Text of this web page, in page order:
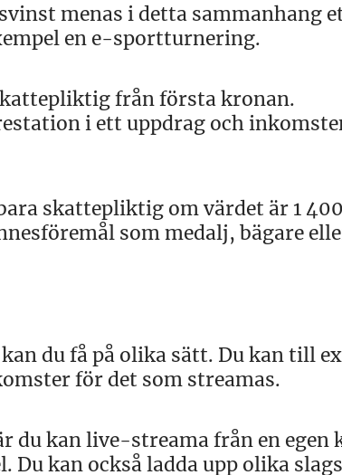
menas i detta sammanhang
en e-sportturnering.
från första kronan.
i ett uppdrag och
skattepliktig om värdet är 1
som medalj, bägare
du få på olika sätt. Du kan till
för det som streamas.
du kan live-streama från en egen
kan också ladda upp olika slags